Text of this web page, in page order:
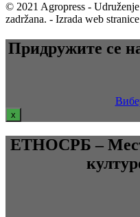
© 2021 Agropress -
zadržana. - Izrada web stranice
Придружите се
x
ЕТНОСРБ –